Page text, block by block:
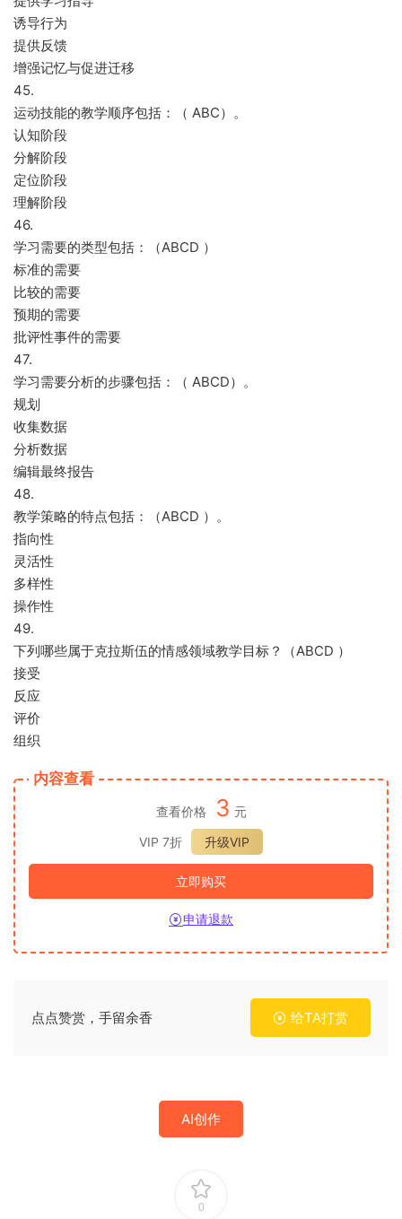
诱导行为
提供反馈
增强记忆与促进迁移
45.
运动技能的教学顺序包括：（ ABC）。
认知阶段
分解阶段
定位阶段
理解阶段
46.
学习需要的类型包括：（ABCD ）
标准的需要
比较的需要
预期的需要
批评性事件的需要
47.
学习需要分析的步骤包括：（ ABCD）。
规划
收集数据
分析数据
编辑最终报告
48.
教学策略的特点包括：（ABCD ）。
指向性
灵活性
多样性
操作性
49.
下列哪些属于克拉斯伍的情感领域教学目标？（ABCD ）
接受
反应
评价
组织
内容查看
查看价格 3 元
VIP 7折
升级VIP
立即购买
申请退款
点点赞赏，手留余香 给TA打赏
AI创作
0